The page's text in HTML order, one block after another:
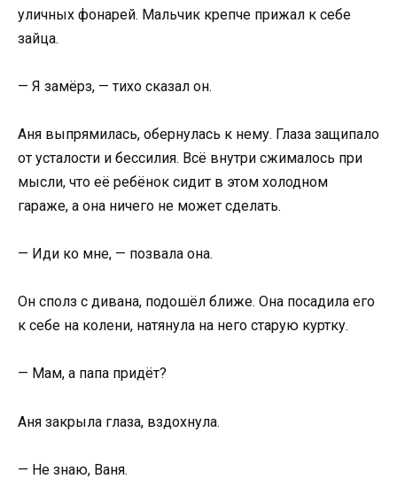
уличных фонарей. Мальчик крепче прижал к себе
зайца.
— Я замёрз, — тихо сказал он.
Аня выпрямилась, обернулась к нему. Глаза защипало
от усталости и бессилия. Всё внутри сжималось при
мысли, что её ребёнок сидит в этом холодном
гараже, а она ничего не может сделать.
— Иди ко мне, — позвала она.
Он сполз с дивана, подошёл ближе. Она посадила его
к себе на колени, натянула на него старую куртку.
— Мам, а папа придёт?
Аня закрыла глаза, вздохнула.
— Не знаю, Ваня.